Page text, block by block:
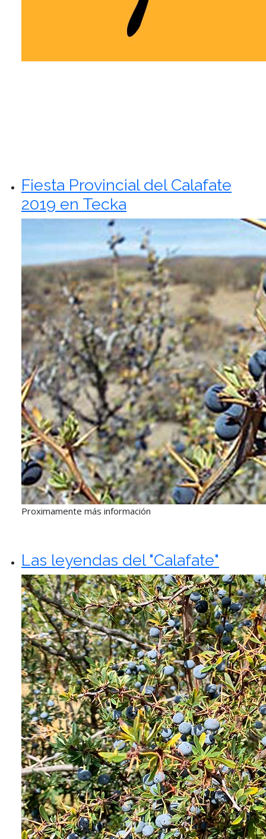
Fiesta Provincial del Calafate
2019 en Tecka
Proximamente más información
Las leyendas del "Calafate"